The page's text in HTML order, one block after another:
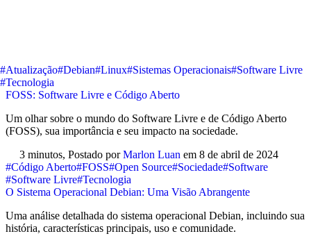
#Atualização#Debian#Linux#Sistemas Operacionais#Software Livre
#Tecnologia
FOSS: Software Livre e Código Aberto
Um olhar sobre o mundo do Software Livre e de Código Aberto
(FOSS), sua importância e seu impacto na sociedade.
3 minutos, Postado porMarlon Luan em 8 de abril de 2024
#Código Aberto#FOSS#Open Source#Sociedade#Software
#Software Livre#Tecnologia
O Sistema Operacional Debian: Uma Visão Abrangente
Uma análise detalhada do sistema operacional Debian, incluindo sua
história, características principais, uso e comunidade.